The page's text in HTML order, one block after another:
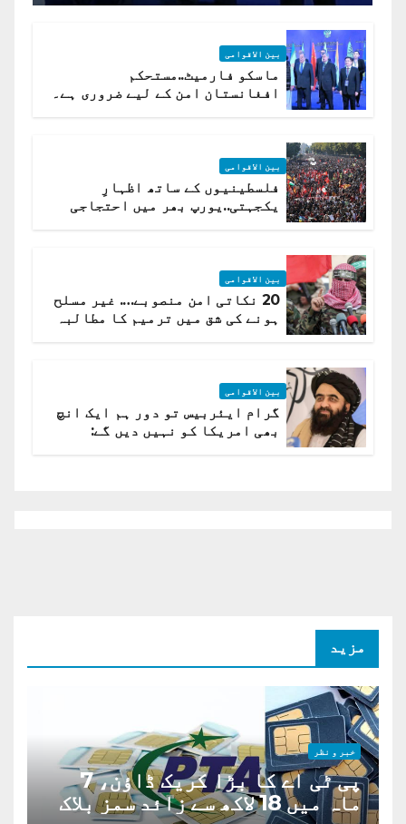
بین الاقوامی
ماسکو فارمیٹ..مستحکم
افغانستان امن کے لیے ضروری ہے۔
بین الاقوامی
فلسطینیوں کے ساتھ اظہارِ
یکجہتی..یورپ بھر میں احتجاجی
بین الاقوامی
20 نکاتی امن منصوبے…. غیر مسلح
ہونے کی شق میں ترمیم کا مطالبہ
بین الاقوامی
گرام ایئربیس تو دور ہم ایک انچ
بھی امریکا کو نہیں دیں گے:
مزید
خبر و نظر
پی ٹی اے کا بڑا کریک ڈاؤن، 7
ماہ میں 18 لاکھ سے زائد سمز بلاک